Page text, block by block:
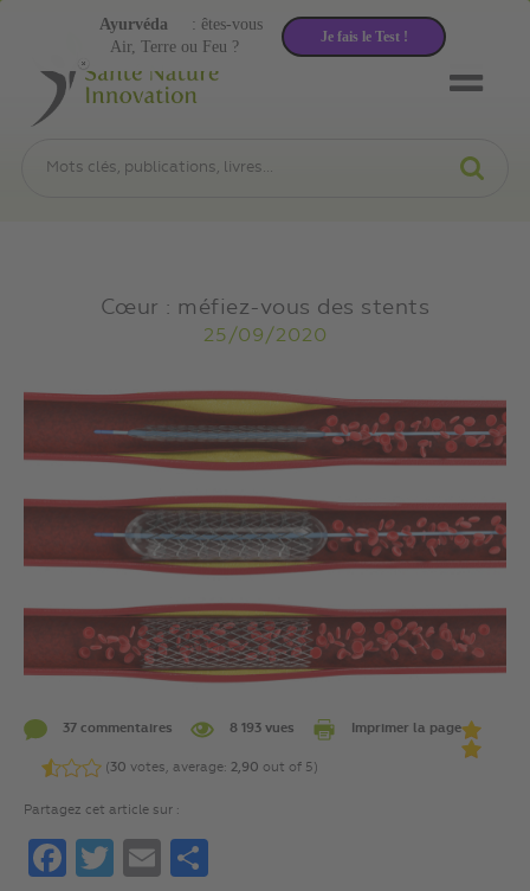
Cœur : méfiez-vous des stents
25/09/2020
37 commentaires 8 193 vues Imprimer la page
(30 votes, average: 2,90 out of 5)
Partagez cet article sur :
FacebookTwitterEmail
Air, Terre ou Feu ?
Ayurvéda : êtes-vous
Je fais le Test !